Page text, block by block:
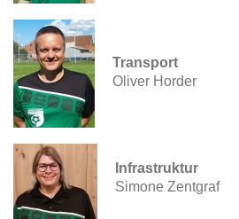
Transport
Oliver Horder
Infrastruktur
Simone Zentgraf